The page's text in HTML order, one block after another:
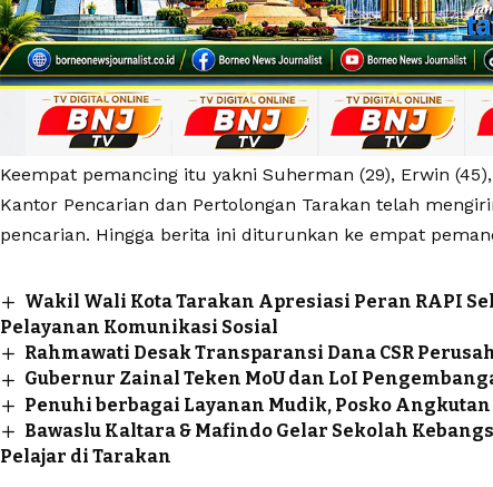
Keempat pemancing itu yakni Suherman (29), Erwin
Kantor Pencarian dan Pertolongan Tarakan telah
pencarian. Hingga berita ini diturunkan ke empat
Wakil Wali Kota Tarakan Apresiasi Peran RAPI
Pelayanan Komunikasi Sosial
Rahmawati Desak Transparansi Dana CSR
Gubernur Zainal Teken MoU dan LoI
Penuhi berbagai Layanan Mudik, Posko
Bawaslu Kaltara & Mafindo Gelar Sekolah
Pelajar di Tarakan